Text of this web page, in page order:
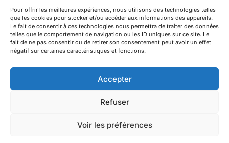
Pour offrir les meilleures expériences, nous utilisons des technologies telles
que les cookies pour stocker et/ou accéder aux informations des appareils.
Le fait de consentir à ces technologies nous permettra de traiter des données
telles que le comportement de navigation ou les ID uniques sur ce site. Le
fait de ne pas consentir ou de retirer son consentement peut avoir un effet
négatif sur certaines caractéristiques et fonctions.
Accepter
Refuser
Voir les préférences
Tous droits réservés.